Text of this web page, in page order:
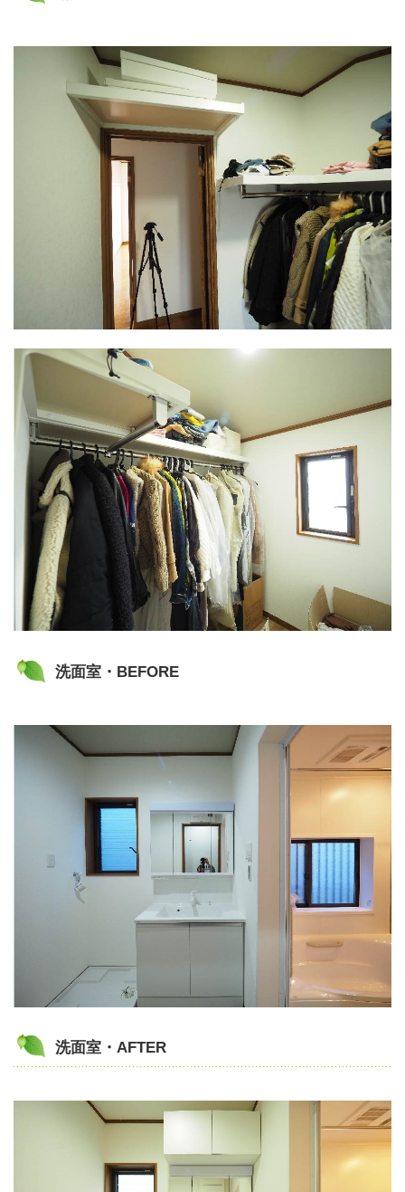
洗面室・BEFORE
洗面室・AFTER